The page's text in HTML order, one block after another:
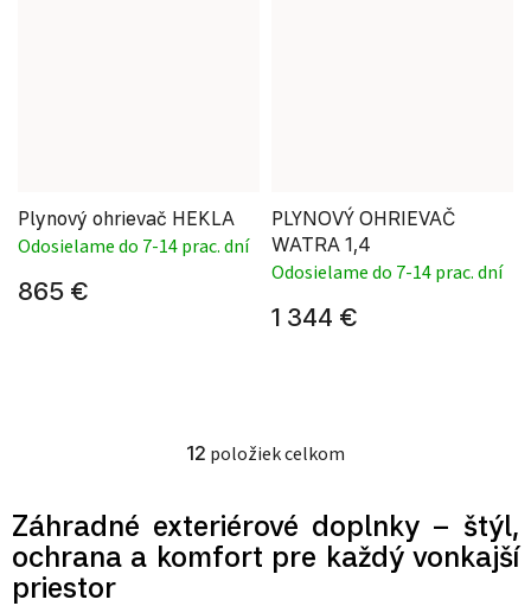
Plynový ohrievač HEKLA
Odosielame do 7-14 prac. dní
865 €
PLYNOVÝ OHRIEVAČ
WATRA 1,4
Odosielame do 7-14 prac. dní
1 344 €
Ovládacie prvky výpisu
12 položiek celkom
Záhradné exteriérové doplnky – štýl,
ochrana a komfort pre každý vonkajší
priestor